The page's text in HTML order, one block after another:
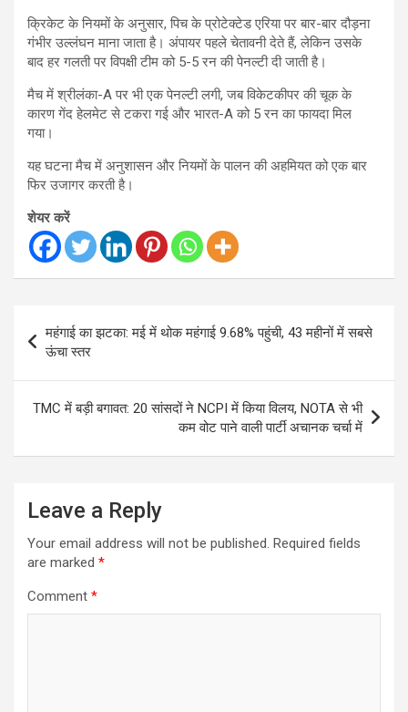
क्रिकेट के नियमों के अनुसार, पिच के प्रोटेक्टेड एरिया पर बार-बार दौड़ना
गंभीर उल्लंघन माना जाता है। अंपायर पहले चेतावनी देते हैं, लेकिन उसके
बाद हर गलती पर विपक्षी टीम को 5-5 रन की पेनल्टी दी जाती है।
मैच में श्रीलंका-A पर भी एक पेनल्टी लगी, जब विकेटकीपर की चूक के
कारण गेंद हेलमेट से टकरा गई और भारत-A को 5 रन का फायदा मिल
गया।
यह घटना मैच में अनुशासन और नियमों के पालन की अहमियत को एक बार
फिर उजागर करती है।
शेयर करें
navigation
महंगाई का झटका: मई में थोक महंगाई 9.68% पहुंची, 43 महीनों में सबसे
ऊंचा स्तर
TMC में बड़ी बगावत: 20 सांसदों ने NCPI में किया विलय, NOTA से भी
कम वोट पाने वाली पार्टी अचानक चर्चा में
Leave a Reply
Your email address will not be published. Required fields
are marked *
Comment *